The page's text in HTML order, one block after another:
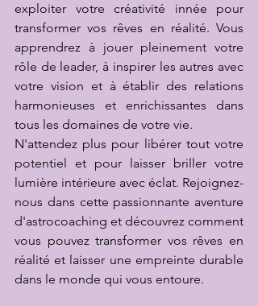
exploiter votre créativité innée pour
transformer vos rêves en réalité. Vous
apprendrez à jouer pleinement votre
rôle de leader, à inspirer les autres avec
votre vision et à établir des relations
harmonieuses et enrichissantes dans
tous les domaines de votre vie.
N'attendez plus pour libérer tout votre
potentiel et pour laisser briller votre
lumière intérieure avec éclat. Rejoignez-
nous dans cette passionnante aventure
d'astrocoaching et découvrez comment
vous pouvez transformer vos rêves en
réalité et laisser une empreinte durable
dans le monde qui vous entoure.